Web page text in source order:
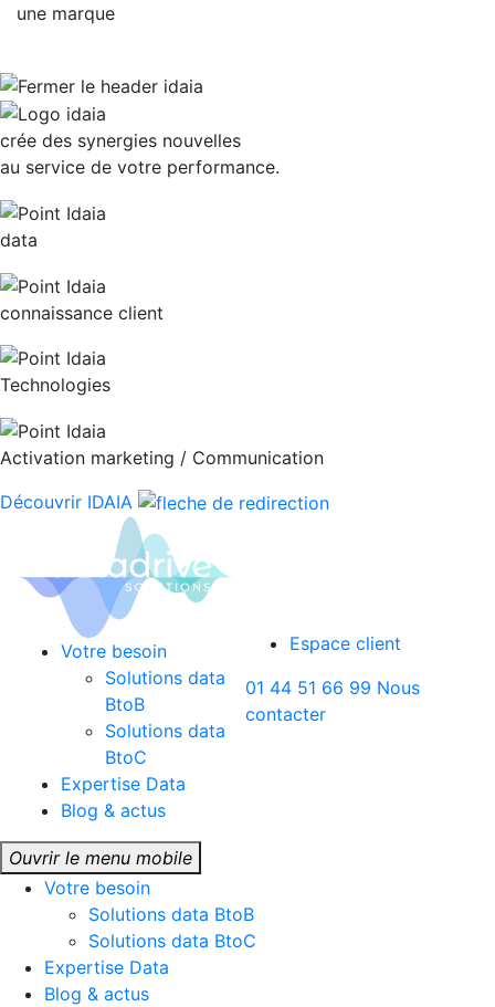
une marque
crée des synergies nouvelles
au service de votre performance.
data
connaissance client
Technologies
Activation marketing / Communication
Découvrir IDAIA
Votre besoin
Solutions data
BtoB
Solutions data
BtoC
Expertise Data
Blog & actus
Espace client
01 44 51 66 99 Nous
contacter
Ouvrir le menu mobile
Votre besoin
Solutions data BtoB
Solutions data BtoC
Expertise Data
Blog & actus